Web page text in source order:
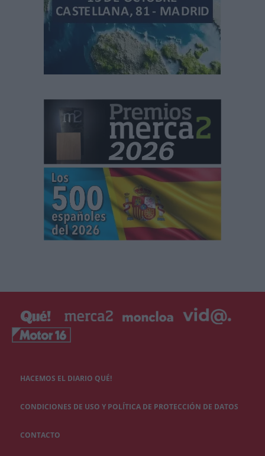
HACEMOS EL DIARIO QUÉ!
CONDICIONES DE USO Y POLÍTICA DE PROTECCIÓN DE DATOS
CONTACTO